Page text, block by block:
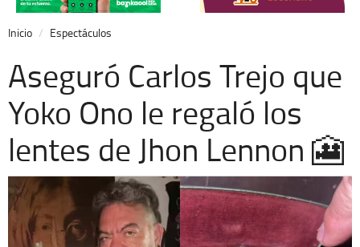
Nacional
Opinión
Cronos
Economía
Espectáculos
Extra +
Inicio Espectáculos
Aseguró Carlos Trejo que
Yoko Ono le regaló los
lentes de Jhon Lennon 🎦